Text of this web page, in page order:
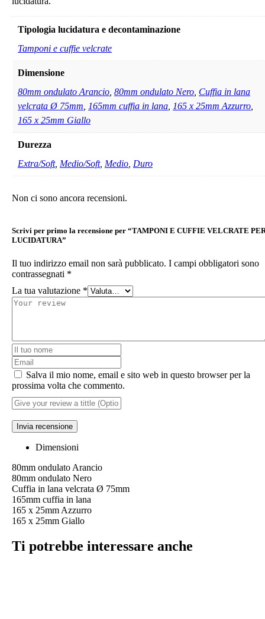
Tipologia lucidatura e decontaminazione
Tamponi e cuffie velcrate
Dimensione
80mm ondulato Arancio 80mm ondulato Nero Cuffia in lana
velcrata Ø 75mm
165mm cuffia in lana 165 x 25mm Azzurro
165 x 25mm Giallo
Durezza
Extra/Soft, Medio/Soft, Medio Duro
Non ci sono ancora recensioni.
Scrivi per primo la recensione per “TAMPONI E CUFFIE VELCRATE
LUCIDATURA”
Il tuo indirizzo email non sarà pubblicato. I campi obbligatori sono
contrassegnati *
La tua valutazione *
Salva il mio nome, email e sito web in questo browser per la
prossima volta che commento.
Invia recensione
Dimensioni
80mm ondulato Arancio
80mm ondulato Nero
Cuffia in lana velcrata Ø 75mm
165mm cuffia in lana
165 x 25mm Azzurro
165 x 25mm Giallo
Ti potrebbe interessare anche